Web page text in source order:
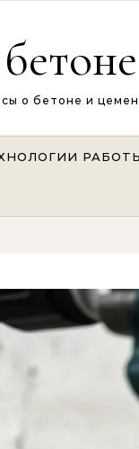
о бетоне и